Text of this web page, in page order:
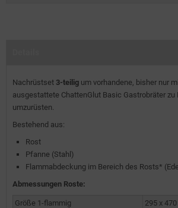
Nachrüstset 3-teilig um vorhandene, bisher nur
ausgestattete ChattenGlut Basic Gastrobräter zu
umzurüsten.
Bestehend aus:
Rost
Pfanne (Stahl)
Flammabdeckung im Bereich des Rosts*
Abmessungen Roste:
Größe 1-flammig
295 x